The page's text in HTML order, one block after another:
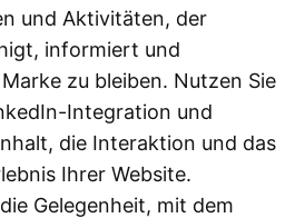
und Aktivitäten, der
informiert und
zu bleiben. Nutzen Sie
Integration und
die Interaktion und das
Ihrer Website.
Gelegenheit, mit dem